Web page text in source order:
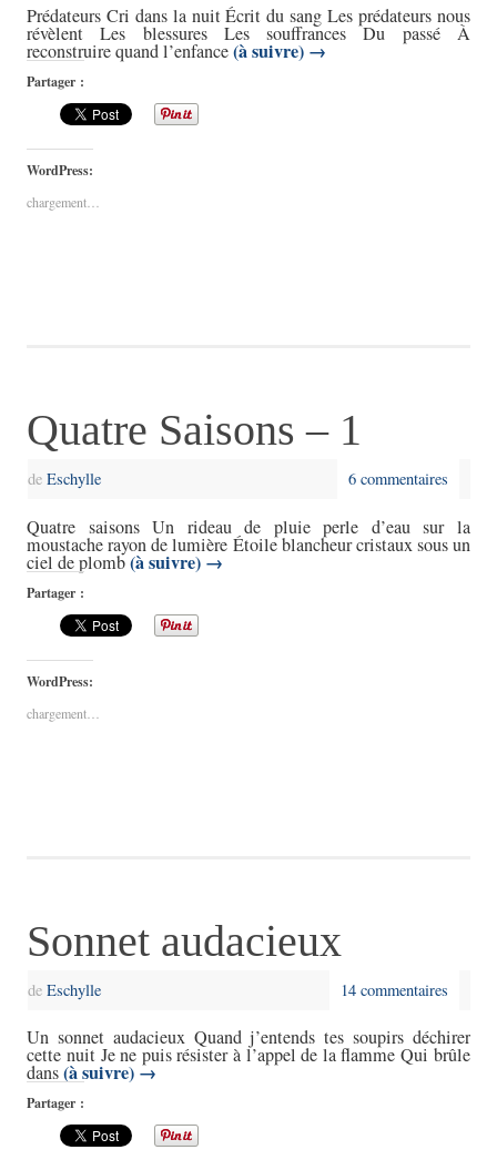
Prédateurs Cri dans la nuit Écrit du sang Les prédateurs nous
révèlent Les blessures Les souffrances Du passé À
reconstruire quand l’enfance(à suivre) →
Partager :
WordPress:
chargement…
Quatre Saisons – 1
deEschylle 6 commentaires
Quatre saisons Un rideau de pluie perle d’eau sur la
moustache rayon de lumière Étoile blancheur cristaux sous un
ciel de plomb(à suivre) →
Partager :
WordPress:
chargement…
Sonnet audacieux
deEschylle 14 commentaires
Un sonnet audacieux Quand j’entends tes soupirs déchirer
cette nuit Je ne puis résister à l’appel de la flamme Qui brûle
dans(à suivre) →
Partager :